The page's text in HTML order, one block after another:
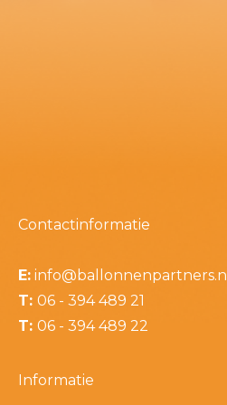
Contactinformatie
E: info@ballonnenpartners.nl
T: 06 - 394 489 21
T: 06 - 394 489 22
Informatie